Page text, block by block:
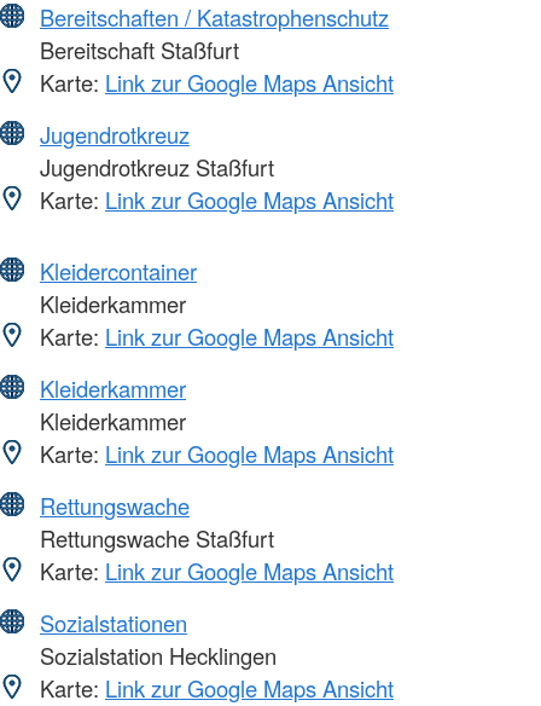
Bereitschaften / Katastrophenschutz
Bereitschaft Staßfurt
Karte: Link zur Google Maps Ansicht
Jugendrotkreuz
Jugendrotkreuz Staßfurt
Karte: Link zur Google Maps Ansicht
Kleidercontainer
Kleiderkammer
Karte: Link zur Google Maps Ansicht
Kleiderkammer
Kleiderkammer
Karte: Link zur Google Maps Ansicht
Rettungswache
Rettungswache Staßfurt
Karte: Link zur Google Maps Ansicht
Sozialstationen
Sozialstation Hecklingen
Karte: Link zur Google Maps Ansicht